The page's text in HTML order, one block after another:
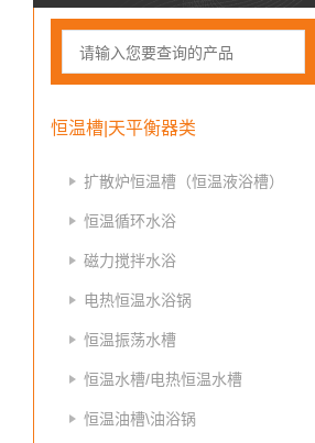
恒温槽|天平衡器类
扩散炉恒温槽（恒温液浴槽）
恒温循环水浴
磁力搅拌水浴
电热恒温水浴锅
恒温振荡水槽
恒温水槽/电热恒温水槽
恒温油槽\油浴锅